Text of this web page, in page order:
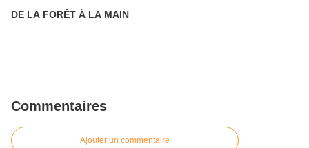
DE LA FORÊT À LA MAIN
Commentaires
Ajouter un commentaire